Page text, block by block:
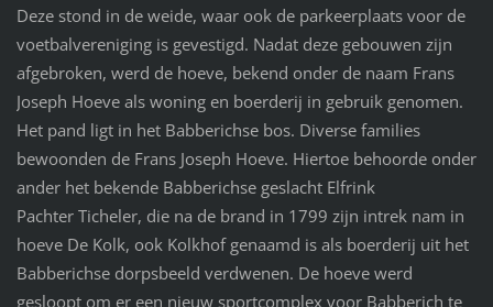
Deze stond in de weide, waar ook de parkeerplaats voor de
voetbalvereniging is gevestigd. Nadat deze gebouwen zijn
afgebroken, werd de hoeve, bekend onder de naam Frans
Joseph Hoeve als woning en boerderij in gebruik genomen.
Het pand ligt in het Babberichse bos. Diverse families
bewoonden de Frans Joseph Hoeve. Hiertoe behoorde onder
ander het bekende Babberichse geslacht Elfrink
Pachter Ticheler, die na de brand in 1799 zijn intrek nam in
hoeve De Kolk, ook Kolkhof genaamd is als boerderij uit het
Babberichse dorpsbeeld verdwenen. De hoeve werd
gesloopt om er een nieuw sportcomplex voor Babberich te